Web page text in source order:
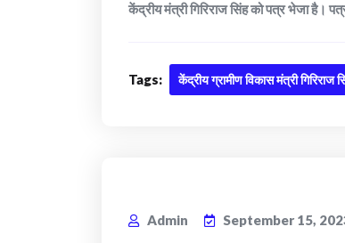
केंद्रीय मंत्री गिरिराज सिंह को पत्र भेजा है।
Tags: केंद्रीय ग्रामीण विकास मंत्री गिरिराज
Admin September 15,